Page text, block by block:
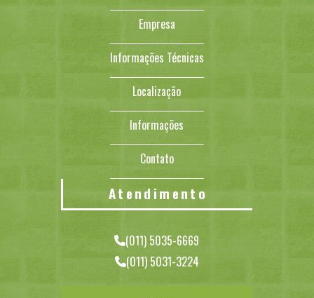
Empresa
Informações Técnicas
Localização
Informações
Contato
Atendimento
(011) 5035-6669
(011) 5031-3224